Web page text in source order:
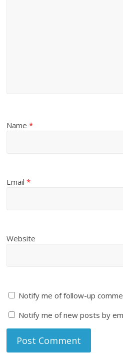
Name*
Email*
Website
Notify me of follow-up
Notify me of new posts by